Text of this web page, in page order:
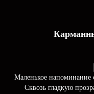
Маленькое напоминание
Сквозь гладкую